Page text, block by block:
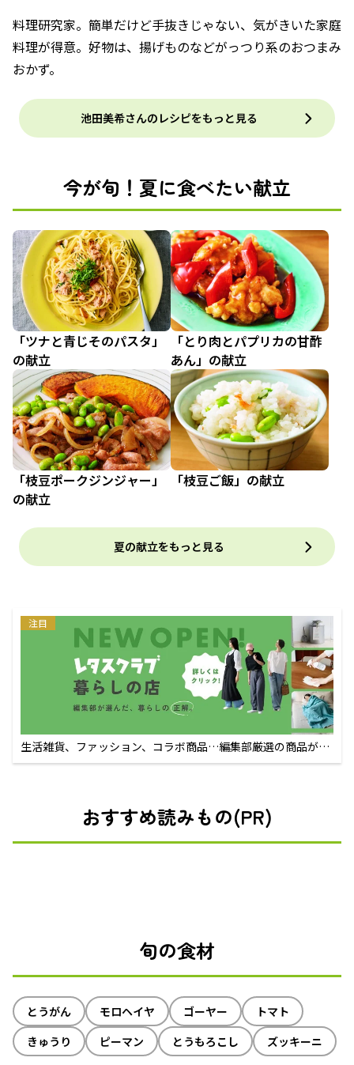
料理研究家。簡単だけど手抜きじゃない、気がきいた家庭
料理が得意。好物は、揚げものなどがっつり系のおつまみ
おかず。
池田美希さんのレシピをもっと見る
今が旬！夏に食べたい献立
「ツナと青じそのパスタ」
の献立
「とり肉とパプリカの甘酢
あん」の献立
「枝豆ポークジンジャー」
の献立
「枝豆ご飯」の献立
夏の献立をもっと見る
注目
生活雑貨、ファッション、コラボ商品…編集部厳選の商品が買
えるECサイト
おすすめ読みもの(PR)
旬の食材
とうがん モロヘイヤ ゴーヤー
トマト
きゅうり
ピーマン とうもろこし ズッキーニ